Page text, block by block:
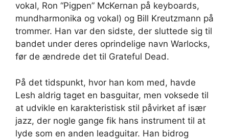
vokal, Ron “Pigpen” McKernan på keyboards,
mundharmonika og vokal) og Bill Kreutzmann på
trommer. Han var den sidste, der sluttede sig til
bandet under deres oprindelige navn Warlocks,
før de ændrede det til Grateful Dead.
På det tidspunkt, hvor han kom med, havde
Lesh aldrig taget en basguitar, men voksede til
at udvikle en karakteristisk stil påvirket af især
jazz, der nogle gange fik hans instrument til at
lyde som en anden leadguitar. Han bidrog